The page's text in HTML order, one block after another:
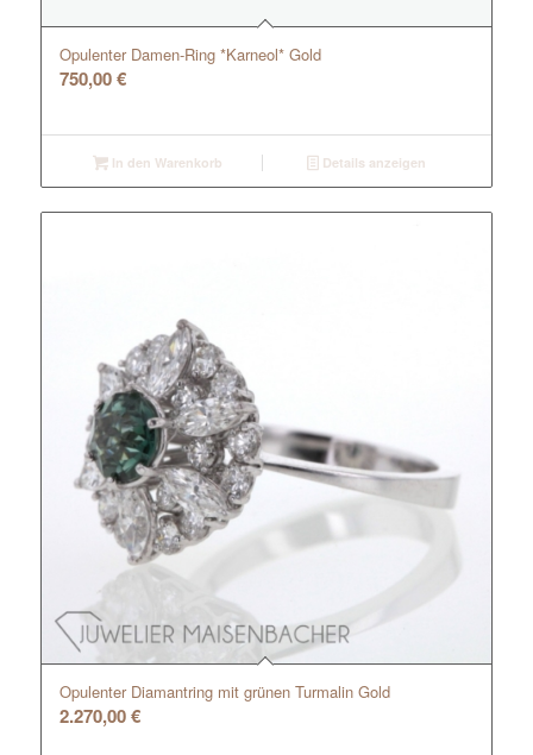
Opulenter Damen-Ring *Karneol* Gold
750,00€
In den Warenkorb Details anzeigen
Opulenter Diamantring mit grünen Turmalin Gold
2.270,00€